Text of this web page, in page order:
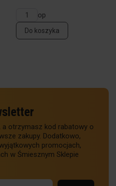
op
Do koszyka
a otrzymasz kod rabatowy o
zakupy. Dodatkowo,
promocjach,
w Śmiesznym Sklepie